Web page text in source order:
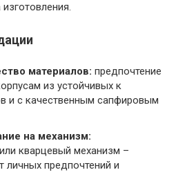
материалов: предпочтение
из устойчивых к
и с качественным сапфировым
на механизм:
кварцевый механизм –
личных предпочтений и